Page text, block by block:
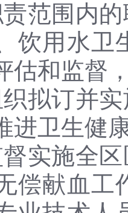
范围内
饮用水卫
估和监督
拟订并
进卫生健
实施全
偿献血工